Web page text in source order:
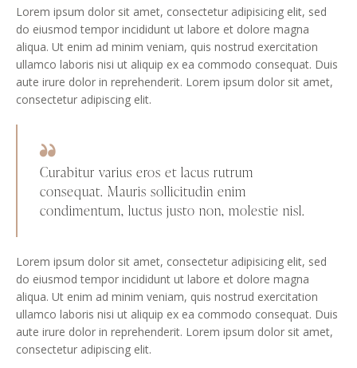
Lorem ipsum dolor sit amet, consectetur adipisicing elit, sed
do eiusmod tempor incididunt ut labore et dolore magna
aliqua. Ut enim ad minim veniam, quis nostrud exercitation
ullamco laboris nisi ut aliquip ex ea commodo consequat. Duis
aute irure dolor in reprehenderit. Lorem ipsum dolor sit amet,
consectetur adipiscing elit.
Curabitur varius eros et lacus rutrum
consequat. Mauris sollicitudin enim
condimentum, luctus justo non, molestie nisl.
Lorem ipsum dolor sit amet, consectetur adipisicing elit, sed
do eiusmod tempor incididunt ut labore et dolore magna
aliqua. Ut enim ad minim veniam, quis nostrud exercitation
ullamco laboris nisi ut aliquip ex ea commodo consequat. Duis
aute irure dolor in reprehenderit. Lorem ipsum dolor sit amet,
consectetur adipiscing elit.